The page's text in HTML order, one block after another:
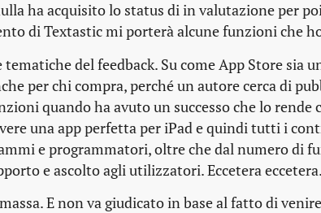
ha acquisito lo status diin valutazioneper
di Textastic mi porterà alcune funzioni che
tematiche del feedback. Su come App Store sia
per chi compra, perché un autore cerca di
quando ha avuto un successo che lo rende
una appperfetta per iPad e quindi tutti i
e programmatori, oltre che dal numero di
e ascolto agli utilizzatori. Eccetera eccetera.
E non va giudicato in base al fatto di